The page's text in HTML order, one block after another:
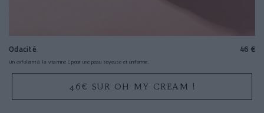
Odacité 46 €
Un exfoliant à la vitamine C pour une peau soyeuse et uniforme.
46€ SUR OH MY CREAM !